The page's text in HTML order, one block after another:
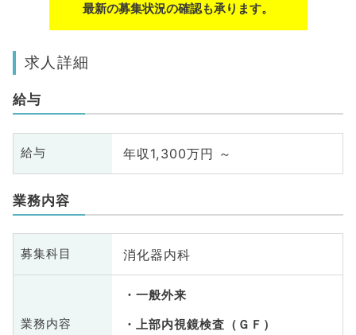
最新の募集状況の確認も承ります。
求人詳細
給与
給与 年収1,300万円 ～
業務内容
募集科目 消化器内科
業務内容
一般外来
上部内視鏡検査（ＧＦ）